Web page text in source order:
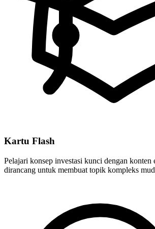
Kartu Flash
Pelajari konsep investasi kunci dengan konten
dirancang untuk membuat topik kompleks